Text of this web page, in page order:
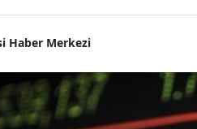
Haber Merkezi